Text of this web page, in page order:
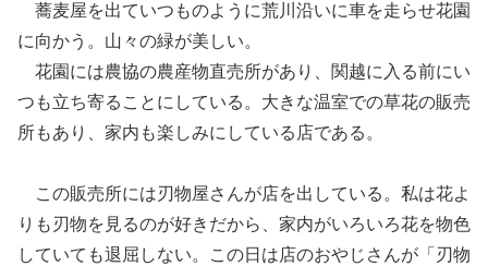
蕎麦屋を出ていつものように荒川沿いに車を走らせ花園
に向かう。山々の緑が美しい。
花園には農協の農産物直売所があり、関越に 入る前にい
つも立ち寄ることにしている。大きな温室での草花の販売
所もあり、家内も楽しみにしている店である。
この販売所には刃物屋さんが店を出している。私は花よ
りも刃物を見るのが好きだから、家内がいろいろ花を物色
していても退屈しない。この日は店のおやじさんが「刃物